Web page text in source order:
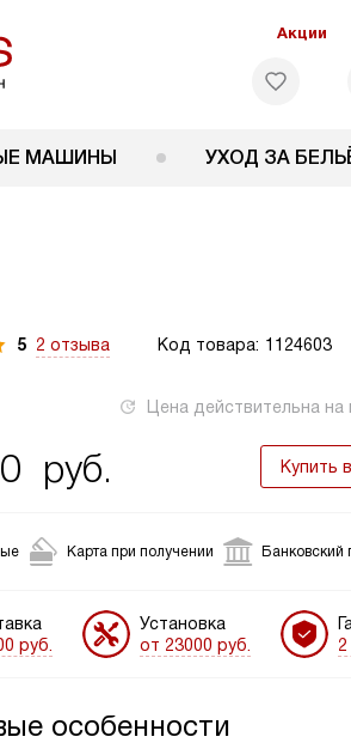
Акции
МАШИНЫ УХОД ЗА
5 2 отзыва Код товара: 1124603
Цена действительна
руб. Купить
Карта при получении Банковский
руб.
Установка
от 23000 руб.
особенности